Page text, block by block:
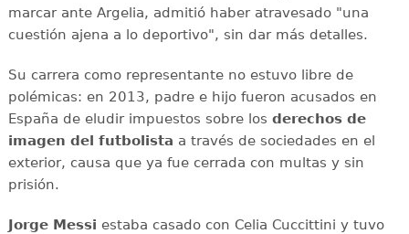
marcar ante Argelia, admitió haber atravesado "una
cuestión ajena a lo deportivo", sin dar más detalles.
Su carrera como representante no estuvo libre de
polémicas: en 2013, padre e hijo fueron acusados en
España de eludir impuestos sobre los derechos de
imagen del futbolista a través de sociedades en el
exterior, causa que ya fue cerrada con multas y sin
prisión.
Jorge Messi estaba casado con Celia Cuccittini y tuvo